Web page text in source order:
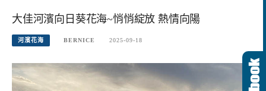
大佳河濱向日葵花海~悄悄綻放 熱情向陽
河濱花海 BERNICE 2025-09-18